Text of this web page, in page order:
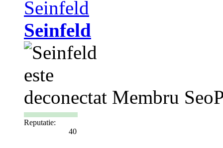
Seinfeld
Membru
Reputatie:
40